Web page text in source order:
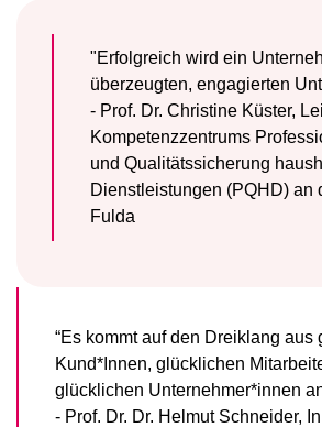
"Erfolgreich wird ein
überzeugten, engagierten
- Prof. Dr. Christine Küster,
Kompetenzzentrums
und Qualitätssicherung
Dienstleistungen (PQHD) an
Fulda
“Es kommt auf den Dreiklang aus
Kund*Innen, glücklichen
glücklichen Unternehmer*innen
- Prof. Dr. Dr. Helmut Schneider,